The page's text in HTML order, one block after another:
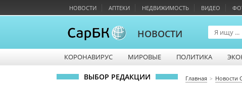
НОВОСТИ АПТЕКИ НЕДВИЖИМОСТЬ ВИДЕО
НОВОСТИ
КОРОНАВИРУС МИРОВЫЕ ПОЛИТИКА
ВЫБОР РЕДАКЦИИ Главная Новости